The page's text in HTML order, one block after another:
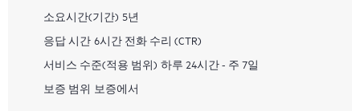
소요시간(기간) 5년
응답 시간 6시간 전화 수리 (CTR)
서비스 수준(적용 범위) 하루 24시간 - 주 7일
보증 범위 보증에서